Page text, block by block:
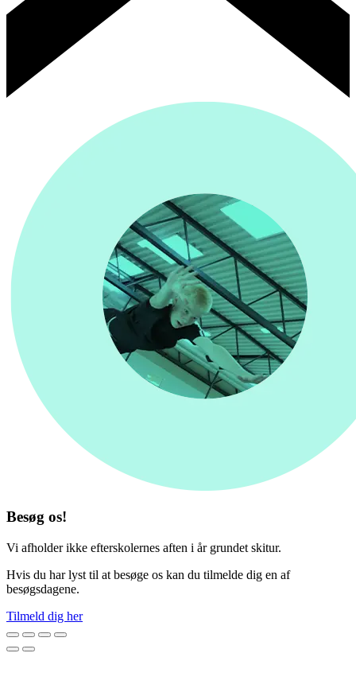
Besøg os!
Vi afholder ikke efterskolernes aften i år grundet skitur.
Hvis du har lyst til at besøge os kan du tilmelde dig en af
besøgsdagene.
Tilmeld dig her